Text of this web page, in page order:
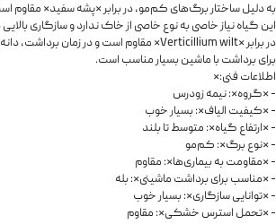
به دلیل ساختار برگ‌های کم‌مو، در برابر *پشه سفید* مقاوم
این گیاه نیاز خاصی به نوع خاصی از خاک ندارد و سازگاری بالایی
در برابر *Verticillium wilt* مقاوم است و در زمان برداشت، دانه‌ها ریزش نمی‌کنند.
برای برداشت با ماشین بسیار مناسب است.
اطلاعات فنی:*
- *گروه*: نیمه زودرس
- *کیفیت الیاف*: بسیار خوب
- *ارتفاع گیاه*: متوسط تا بلند
- *نوع برگ*: کم‌مو
- *مقاومت به بیماری‌ها*: مقاوم
- *مناسب برای برداشت ماشینی*: بله
- *توانایی سازگاری*: بسیار خوب
- *تحمل استرس خشکی*: مقاوم